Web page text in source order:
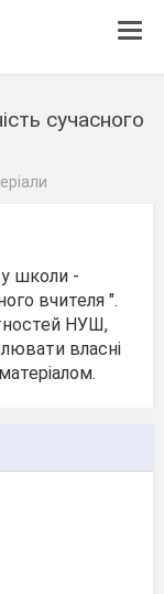
сучасного
школи -
вчителя ".
НУШ,
власні